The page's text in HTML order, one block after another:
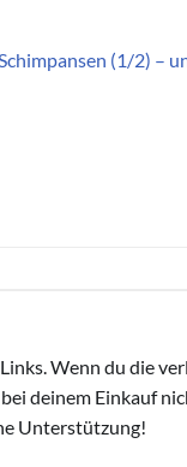
(1/2) –
Wenn du die
deinem Einkauf
Unterstützung!